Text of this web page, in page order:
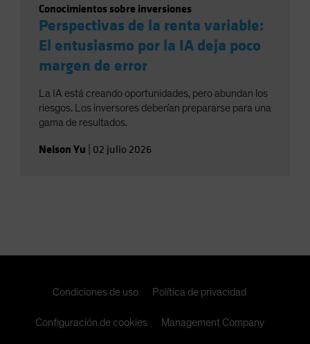
Conocimientos sobre inversiones
Perspectivas de la renta variable:
El entusiasmo por la IA deja poco
margen de error
La IA está creando oportunidades, pero abundan los
riesgos. Los inversores deberían prepararse para una
gama de resultados.
Nelson Yu 02 julio 2026
Condiciones de uso Política de privacidad
Configuración de cookies Management Company